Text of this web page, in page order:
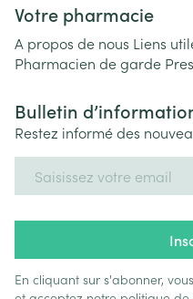
Votre pharmacie
A propos de nous Liens
Pharmacien de garde
Bulletin
Restez informé des
En cliquant sur s'abonner,